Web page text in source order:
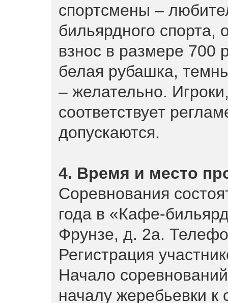
спортсмены –
бильярдного спорта,
взнос в размере
белая рубашка,
– желательно.
соответствует
допускаются.
4. Время и место
Соревнования
года в «Кафе-
Фрунзе, д. 2а.
Регистрация
Начало
началу жеребьевки к